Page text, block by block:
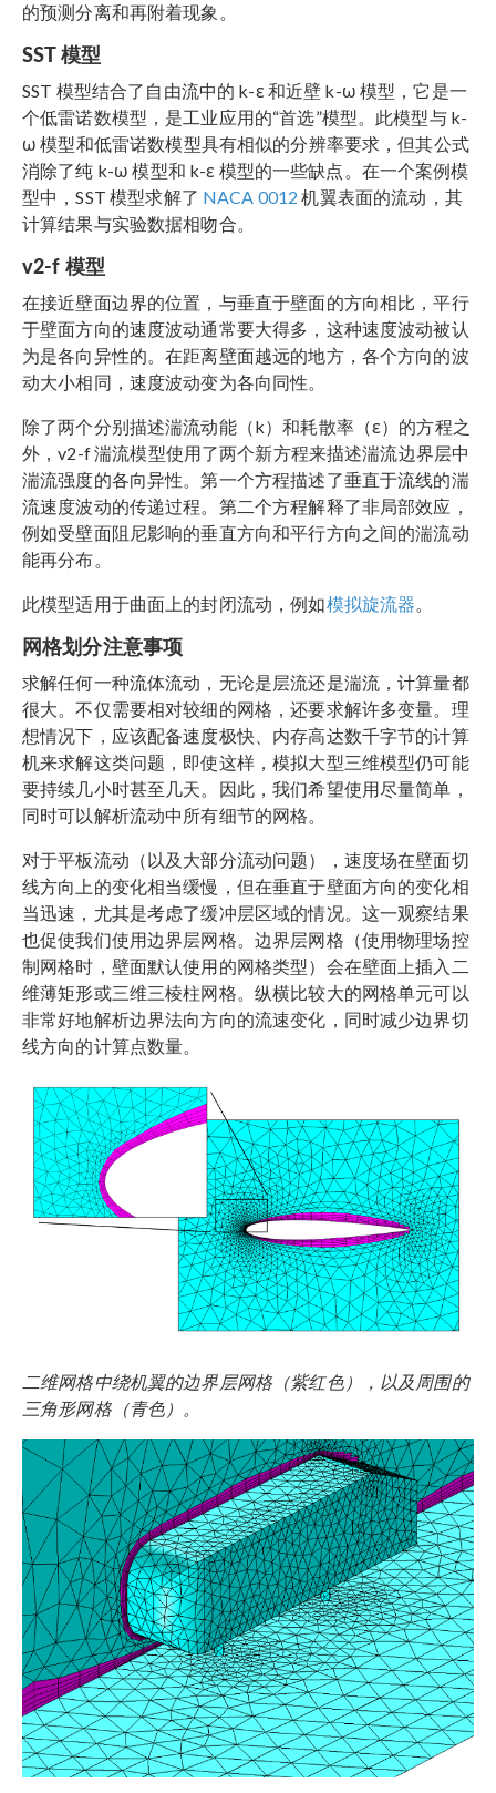
的预测分离和再附着现象。
SST 模型
SST 模型结合了自由流中的 k-ε 和近壁 k-ω 模型，它是一
个低雷诺数模型，是工业应用的“首选”模型。此模型与 k-
ω 模型和低雷诺数模型具有相似的分辨率要求，但其公式
消除了纯 k-ω 模型和 k-ε 模型的一些缺点。在一个案例模
型中，SST 模型求解了 NACA 0012机翼表面的流动，其
计算结果与实验数据相吻合。
v2-f 模型
在接近壁面边界的位置，与垂直于壁面的方向相比，平行
于壁面方向的速度波动通常要大得多，这种速度波动被认
为是各向异性的。在距离壁面越远的地方，各个方向的波
动大小相同，速度波动变为各向同性。
除了两个分别描述湍流动能（k）和耗散率（ε）的方程之
外，v2-f 湍流模型使用了两个新方程来描述湍流边界层中
湍流强度的各向异性。第一个方程描述了垂直于流线的湍
流速度波动的传递过程。第二个方程解释了非局部效应，
例如受壁面阻尼影响的垂直方向和平行方向之间的湍流动
能再分布。
此模型适用于曲面上的封闭流动，例如模拟旋流器。
网格划分注意事项
求解任何一种流体流动，无论是层流还是湍流，计算量都
很大。不仅需要相对较细的网格，还要求解许多变量。理
想情况下，应该配备速度极快、内存高达数千字节的计算
机来求解这类问题，即使这样，模拟大型三维模型仍可能
要持续几小时甚至几天。因此，我们希望使用尽量简单，
同时可以解析流动中所有细节的网格。
对于平板流动（以及大部分流动问题），速度场在壁面切
线方向上的变化相当缓慢，但在垂直于壁面方向的变化相
当迅速，尤其是考虑了缓冲层区域的情况。这一观察结果
也促使我们使用边界层网格。边界层网格（使用物理场控
制网格时，壁面默认使用的网格类型）会在壁面上插入二
维薄矩形或三维三棱柱网格。纵横比较大的网格单元可以
非常好地解析边界法向方向的流速变化，同时减少边界切
线方向的计算点数量。
二维网格中绕机翼的边界层网格（紫红色），以及周围的
三角形网格（青色）。